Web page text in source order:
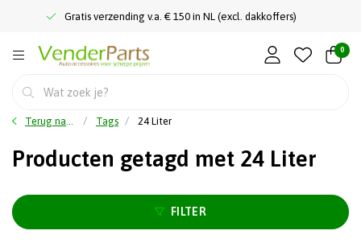
Gratis verzending v.a. € 150 in NL (excl. dakkoffers)
0
Terug naar home Tags 24 Liter
Producten getagd met 24 Liter
FILTER